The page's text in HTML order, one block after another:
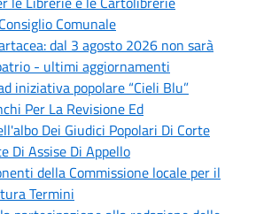
Comunale
dal 3 agosto 2026 non sarà
- ultimi aggiornamenti
iniziativa popolare “Cieli Blu”
Per La Revisione Ed
Dei Giudici Popolari Di Corte
Di Assise Di Appello
della Commissione locale per il
Termini